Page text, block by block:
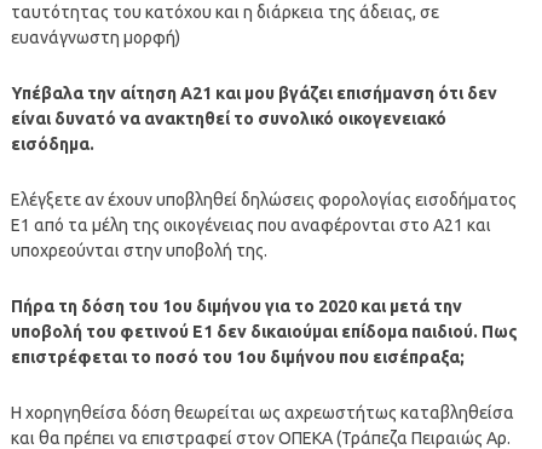
ταυτότητας του κατόχου και η διάρκεια της άδειας, σε
ευανάγνωστη μορφή)
Υπέβαλα την αίτηση Α21 και μου βγάζει επισήμανση ότι δεν
είναι δυνατό να ανακτηθεί το συνολικό οικογενειακό
εισόδημα.
Ελέγξετε αν έχουν υποβληθεί δηλώσεις φορολογίας εισοδήματος
Ε1 από τα μέλη της οικογένειας που αναφέρονται στο Α21 και
υποχρεούνται στην υποβολή της.
Πήρα τη δόση του 1ου διμήνου για το 2020 και μετά την
υποβολή του φετινού Ε1 δεν δικαιούμαι επίδομα παιδιού. Πως
επιστρέφεται το ποσό του 1ου διμήνου που εισέπραξα;
Η χορηγηθείσα δόση θεωρείται ως αχρεωστήτως καταβληθείσα
και θα πρέπει να επιστραφεί στον ΟΠΕΚΑ (Τράπεζα Πειραιώς Αρ.